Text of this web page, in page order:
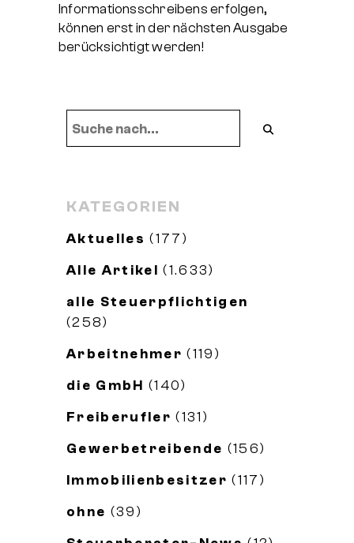
Informationsschreibens erfolgen,
können erst in der nächsten Ausgabe
berücksichtigt werden!
KATEGORIEN
Aktuelles (177)
Alle Artikel (1.633)
alle Steuerpflichtigen
(258)
Arbeitnehmer (119)
die GmbH (140)
Freiberufler (131)
Gewerbetreibende (156)
Immobilienbesitzer (117)
ohne (39)